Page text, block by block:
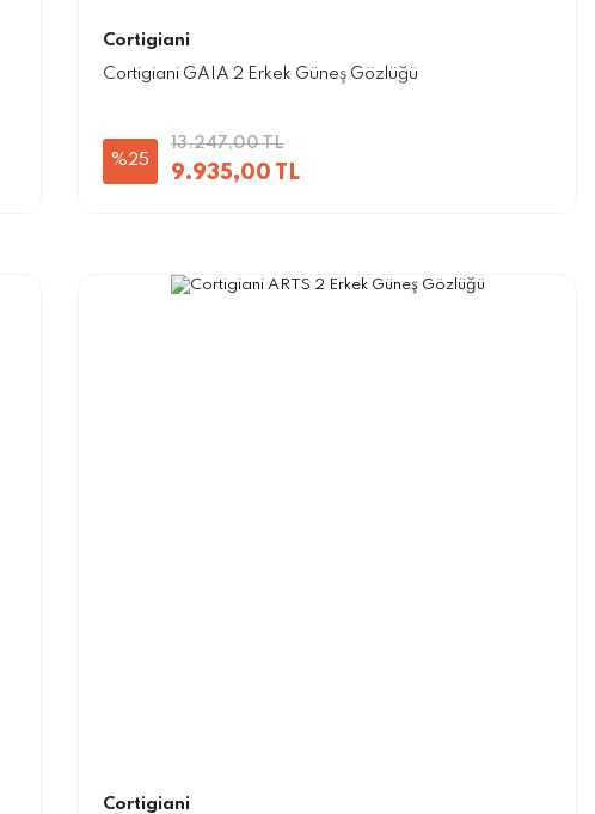
Cortigiani
Cortigiani GAIA 2 Erkek Güneş Gözlüğü
%25
13.247,00 TL
9.935,00 TL
Cortigiani